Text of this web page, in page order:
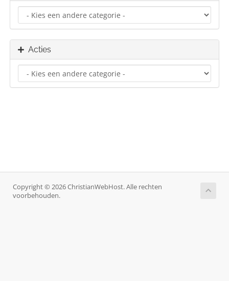
Acties
Copyright © 2026 ChristianWebHost. Alle rechten
voorbehouden.